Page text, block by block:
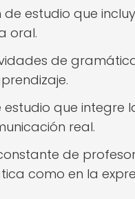
de estudio que
oral.
de
estudio que
real.
de
como en la